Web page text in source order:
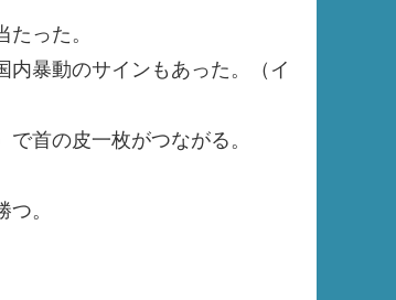
った。
暴動のサインもあった。（イ
首の皮一枚がつながる。
。